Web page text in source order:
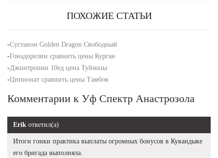
ПОХОЖИЕ СТАТЬИ
-Сустанон Golden Dragon Свободный
-Гонадорелин сравнить цены Курган
-Джинтропин 10ед цена Туймазы
-Ципионат сравнить цены Тамбов
Комментарии к Уф Спектр Анастрозола
Erik ответил(а)
Итоги гонки практика выплаты огромных бонусов в Кувандыке
его бригада выполняла.